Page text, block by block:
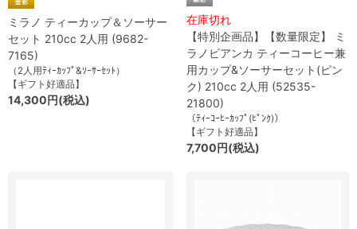
ミラノ ティーカップ＆ソーサー
セット 210cc 2人用 (9682-
7165)
（2人用ﾃｨｰｶｯﾌﾟ&ｿｰｻｰｾｯﾄ）
【ギフト好適品】
14,300円(税込)
在庫切れ
【特別企画品】【数量限定】 ミ
ラノビアンカ ティーコーヒー兼
用カップ&ソーサーセット(ピン
ク) 210cc 2人用 (52535-
21800)
（ﾃｨｰｺｰﾋｰｶｯﾌﾟ(ﾋﾟﾝｸ)）
【ギフト好適品】
7,700円(税込)